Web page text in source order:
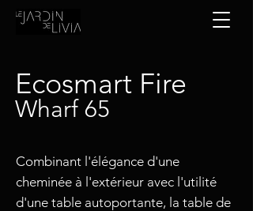
Ecosmart Fire
Wharf 65
Combinant l'élégance d'une
cheminée à l'extérieur avec l'utilité
d'une table autoportante, la table de